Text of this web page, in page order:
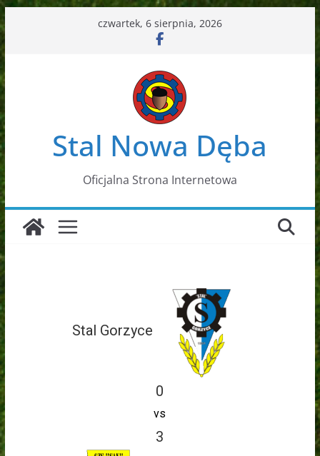
Przejdź
do
treści
czwartek, 6 sierpnia, 2026
Stal Nowa Dęba
Oficjalna Strona Internetowa
Stal Gorzyce
0
vs
3